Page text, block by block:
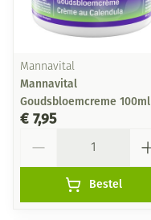
Mannavital
Mannavital
Goudsbloemcreme 100ml
€ 7,95
Bestel